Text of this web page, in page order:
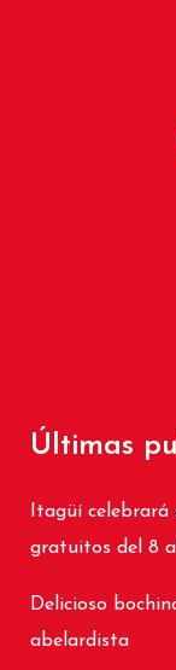
Últimas
Itagüí
gratuitos del 8
Delicioso
abelardista